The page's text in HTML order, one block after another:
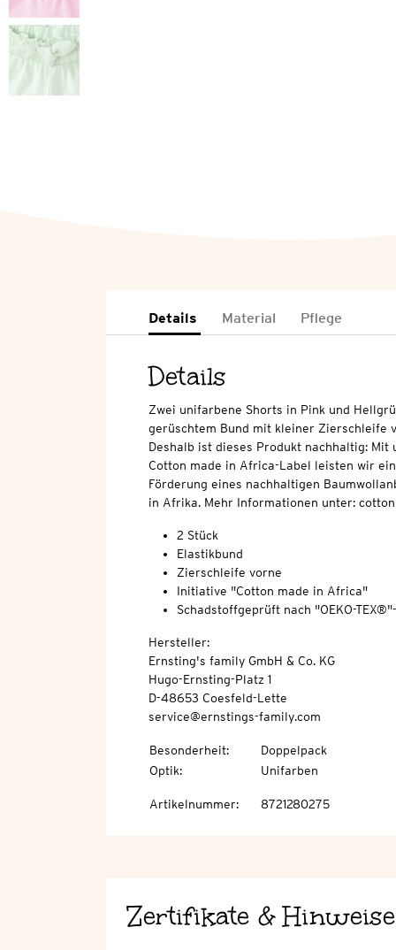
Details Material Pflege
Details
Zwei unifarbene Shorts in Pink und
gerüschtem Bund mit kleiner Zierschleife
Deshalb ist dieses Produkt nachhaltig: Mit
Cotton made in Africa-Label leisten wir
Förderung eines nachhaltigen
in Afrika. Mehr Informationen unter:
2 Stück
Elastikbund
Zierschleife vorne
Initiative "Cotton made in Africa"
Schadstoffgeprüft nach "OEKO-
Hersteller:
Ernsting's family GmbH & Co. KG
Hugo-Ernsting-Platz 1
D-48653 Coesfeld-Lette
service@ernstings-family.com
Besonderheit:
Doppelpack
Optik: Unifarben
Artikelnummer: 8721280275
Zertifikate & Hinweise